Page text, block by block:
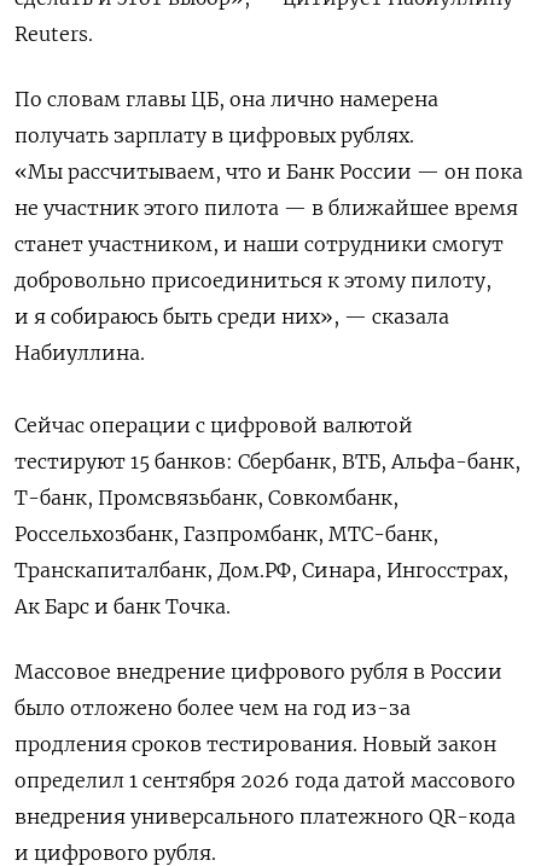
Reuters.
По словам главы ЦБ, она лично намерена
получать зарплату в цифровых рублях.
«Мы рассчитываем, что и Банк России — он пока
не участник этого пилота — в ближайшее время
станет участником, и наши сотрудники смогут
добровольно присоединиться к этому пилоту,
и я собираюсь быть среди них», — сказала
Набиуллина.
Сейчас операции с цифровой валютой
тестируют 15 банков: Сбербанк, ВТБ, Альфа-банк,
Т-банк, Промсвязьбанк, Совкомбанк,
Россельхозбанк, Газпромбанк, МТС-банк,
Транскапиталбанк, Дом.РФ, Синара, Ингосстрах,
Ак Барс и банк Точка.
Массовое внедрение цифрового рубля в России
было отложено более чем на год из-за
продления сроков тестирования. Новый закон
определил 1 сентября 2026 года датой массового
внедрения универсального платежного QR-кода
и цифрового рубля.